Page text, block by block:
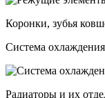
Коронки, зубья
Система охлаждения
Радиаторы и их